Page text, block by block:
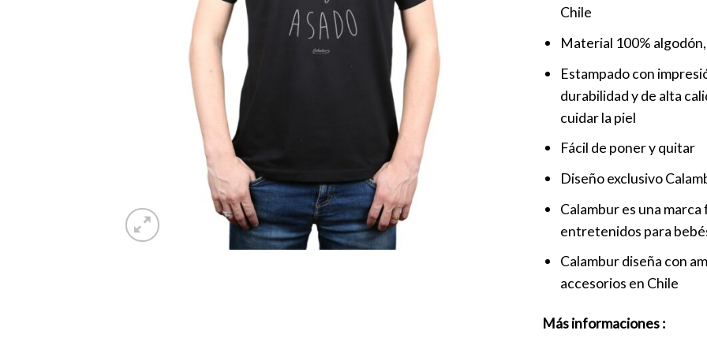
Chile
Material 100%
Estampado con
durabilidad y de alta
cuidar la piel
Fácil de poner y quitar
Diseño exclusivo
Calambur es una
entretenidos para
Calambur diseña con
accesorios en Chile
Más informaciones :